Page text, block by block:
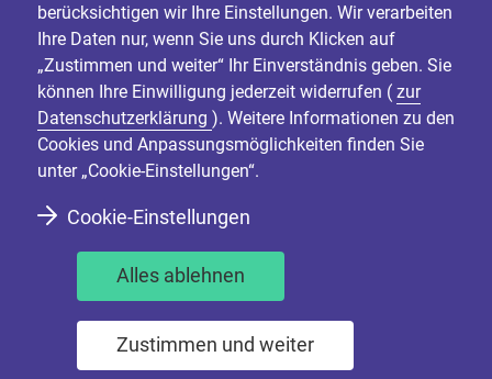
berücksichtigen wir Ihre Einstellungen. Wir verarbeiten
Ihre Daten nur, wenn Sie uns durch Klicken auf
„Zustimmen und weiter“ Ihr Einverständnis geben. Sie
können Ihre Einwilligung jederzeit widerrufen ( zur
Datenschutzerklärung ). Weitere Informationen zu den
Cookies und Anpassungsmöglichkeiten finden Sie
unter „Cookie-Einstellungen“.
Cookie-Einstellungen
Alles ablehnen
Zustimmen und weiter